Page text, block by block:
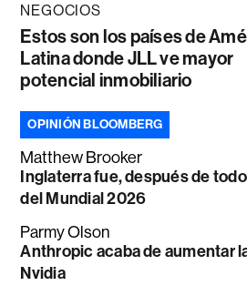
NEGOCIOS
Estos son los países de
Latina donde JLL ve mayor
potencial inmobiliario
OPINIÓN BLOOMBERG
Matthew Brooker
Inglaterra fue, después de
del Mundial 2026
Parmy Olson
Anthropic acaba de aumentar
Nvidia